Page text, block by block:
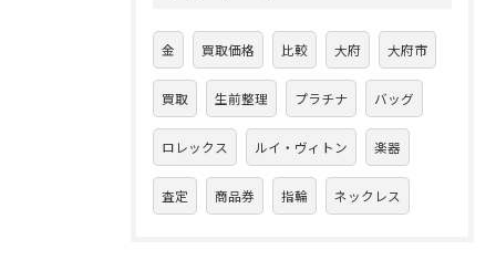
金 買取価格 比較 大府 大府市
買取 生前整理 プラチナ バッグ
ロレックス ルイ・ヴィトン 楽器
査定 商品券 指輪 ネックレス